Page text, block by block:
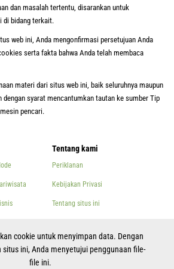
Tentang kami
Periklanan
Kebijakan Privasi
Tentang situs ini
dan masalah tertentu, disarankan untuk
di bidang terkait.
web ini, Anda mengonfirmasi persetujuan Anda
serta fakta bahwa Anda telah membaca
materi dari situs web ini, baik seluruhnya maupun
dengan syarat mencantumkan tautan ke sumber Tip
pencari.
cookie untuk menyimpan data. Dengan
ini, Anda menyetujui penggunaan file-
file ini.